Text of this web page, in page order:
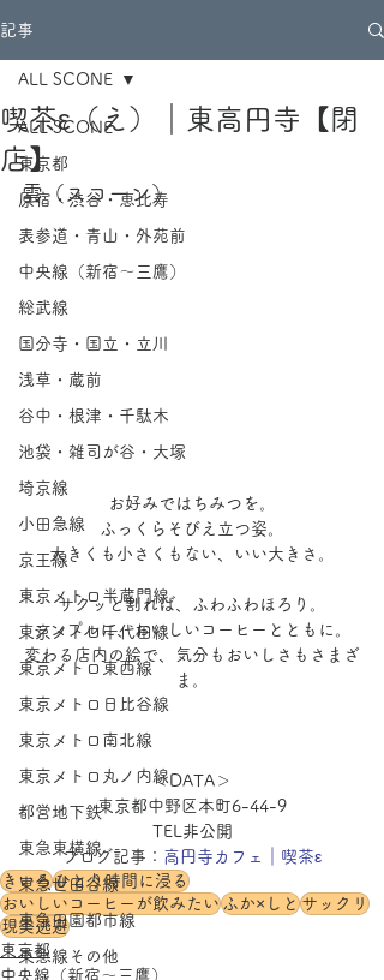
記事
ALL SCONE
東京都
原宿・渋谷・恵比寿
表参道・青山・外苑前
中央線（新宿～三鷹）
総武線
国分寺・国立・立川
浅草・蔵前
谷中・根津・千駄木
池袋・雑司が谷・大塚
埼京線
小田急線
京王線
東京メトロ半蔵門線
東京メトロ千代田線
東京メトロ東西線
東京メトロ日比谷線
東京メトロ南北線
東京メトロ丸ノ内線
都営地下鉄
東急東横線
東急世田谷線
東急田園都市線
東急線その他
ALL SCONE
喫茶ε（え）｜東高円寺【閉
店】
雲（スコーン）
お好みではちみつを。
ふっくらそびえ立つ姿。
大きくも小さくもない、いい大きさ。
サクッと割れば、ふわふわほろり。
シンプルに、おいしいコーヒーとともに。
変わる店内の絵で、気分もおいしさもさまざ
ま。
＜DATA＞
東京都中野区本町6-44-9
TEL非公開
ブログ記事： 高円寺カフェ｜喫茶ε
きいろひとり時間に浸る
おいしいコーヒーが飲みたいふか×しとサックリ
現実逃避
東京都
中央線（新宿～三鷹）